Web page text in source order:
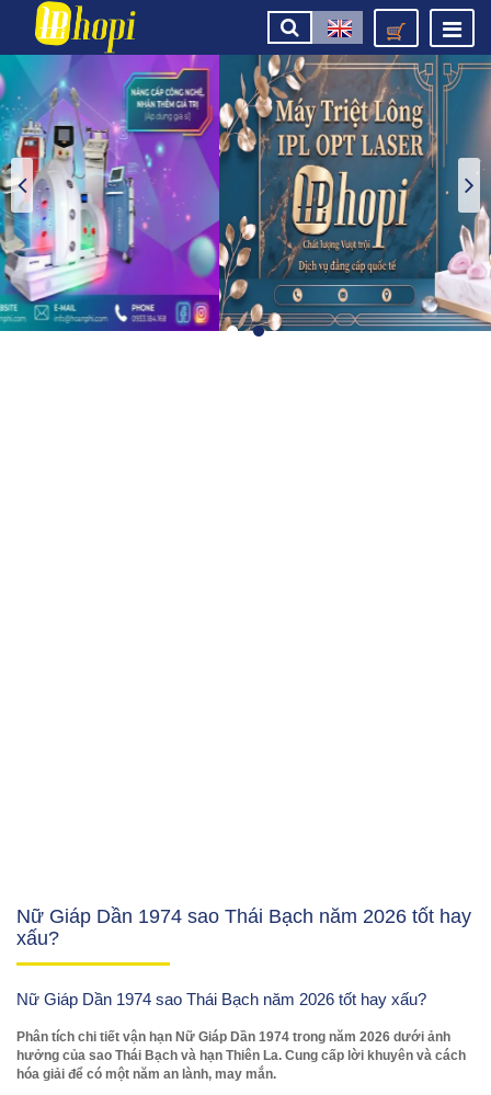
Nữ Giáp Dần 1974 sao Thái Bạch năm 2026 tốt hay
xấu?
Nữ Giáp Dần 1974 sao Thái Bạch năm 2026 tốt hay xấu?
Phân tích chi tiết vận hạn Nữ Giáp Dần 1974 trong năm 2026 dưới ảnh
hưởng của sao Thái Bạch và hạn Thiên La. Cung cấp lời khuyên và cách
hóa giải để có một năm an lành, may mắn.